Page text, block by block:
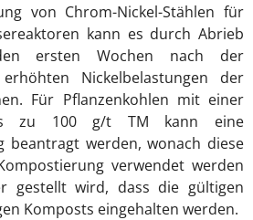
von Chrom-Nickel-Stählen für
kann es durch Abrieb
ersten Wochen nach der
Nickelbelastungen der
Für Pflanzenkohlen mit einer
zu 100 g/t TM kann eine
beantragt werden, wonach diese
verwendet werden
gestellt wird, dass die gültigen
Komposts eingehalten werden.